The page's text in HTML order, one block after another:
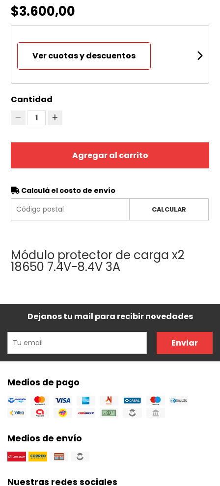
$3.600,00
Ver cuotas y descuentos
Cantidad
1
Agregar al carrito
Calculá el costo de envío
CALCULAR
Módulo protector de carga x2
18650 7.4V-8.4V 3A
Dejanos tu mail para recibir novedades
Enviar
Medios de pago
Medios de envío
Nuestras redes sociales